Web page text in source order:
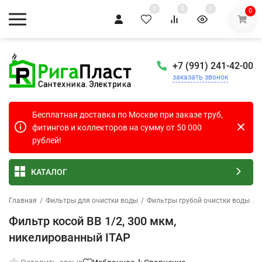
0 0 0 0
+7 (991) 241-42-00
заказать звонок
Бесплатная доставка по Москве при заказе труб,
фитингов и коллекторов на сумму от 50 000
рублей!
КАТАЛОГ
Главная / Фильтры для очистки воды / Фильтры грубой очистки воды /
Фильтр косой ВВ 1/2, 300 мкм,
никелированный ITAP